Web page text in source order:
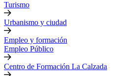
Turismo
Urbanismo y ciudad
Empleo y formación
Empleo Público
Centro de Formación La Calzada